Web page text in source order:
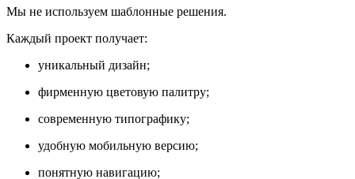
Мы не используем шаблонные решения.
Каждый проект получает:
уникальный дизайн;
фирменную цветовую палитру;
современную типографику;
удобную мобильную версию;
понятную навигацию;